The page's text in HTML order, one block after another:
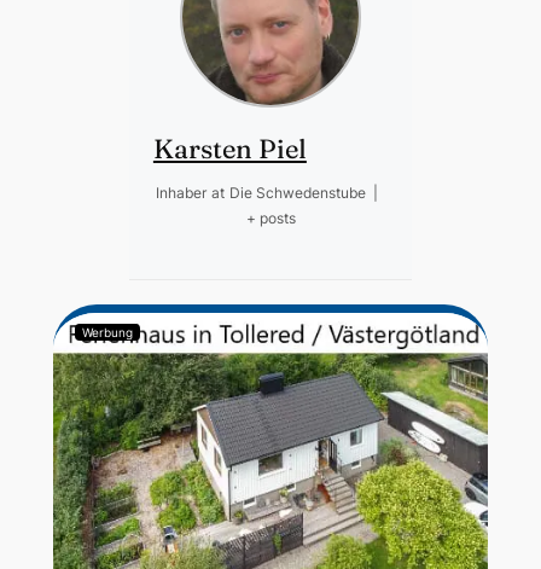
Karsten Piel
Inhaber at Die Schwedenstube
+ posts
Werbung